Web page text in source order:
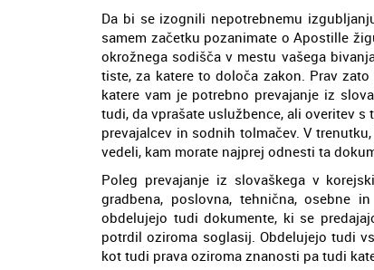
Da bi se izognili nepotrebnemu
samem začetku pozanimate o Apostille
okrožnega sodišča v mestu vašega
tiste, za katere to določa zakon. Prav
katere vam je potrebno prevajanje iz
tudi, da vprašate uslužbence, ali overitev
prevajalcev in sodnih tolmačev. V
vedeli, kam morate najprej odnesti ta
Poleg prevajanje iz slovaškega v
gradbena, poslovna, tehnična, osebne
obdelujejo tudi dokumente, ki se
potrdil oziroma soglasij. Obdelujejo tudi
kot tudi prava oziroma znanosti pa tudi